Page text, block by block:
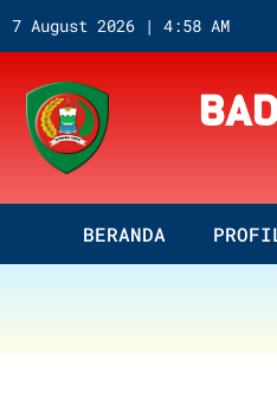
7 August 2026 | 4:58 AM
BERANDA